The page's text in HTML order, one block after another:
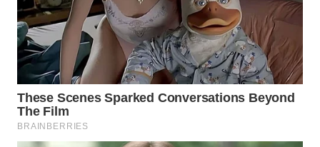
CIANJUR
WN
KEPULAUAN
SERIBU
WN
TANGERANG